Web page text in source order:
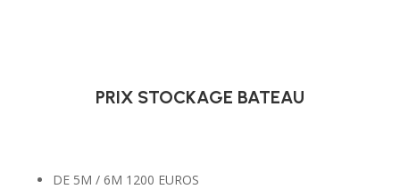
PRIX STOCKAGE BATEAU
DE 5M / 6M 1200 EUROS